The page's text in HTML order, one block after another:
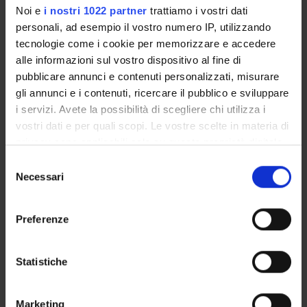
Noi e i nostri 1022 partner trattiamo i vostri dati
personali, ad esempio il vostro numero IP, utilizzando
tecnologie come i cookie per memorizzare e accedere
alle informazioni sul vostro dispositivo al fine di
pubblicare annunci e contenuti personalizzati, misurare
gli annunci e i contenuti, ricercare il pubblico e sviluppare
i servizi. Avete la possibilità di scegliere chi utilizza i
vostri dati e per quali scopi. Le vostre scelte in materia di
privacy sono applicabili solo su questa proprietà digitale
modificare o revocare il proprio consenso in qualsiasi
momento dalla Dichiarazione sui cookie o facendo clic
raccogliere informazioni sulla tua posizione
geografica, con un'approssimazione di qualche
delNecessari
Preferenze
Statistiche
Marketing
1982) y de heterogeneidad no dialéctica (Cornejo Polar 1996, 2003).
PARTECIPANTI AL PROGETTO
Luca Salvi
Professore associato
Letterature iberiche e ispano-americane
AREE DI RICERCA